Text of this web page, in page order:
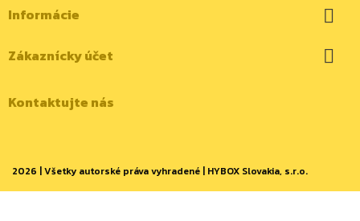
Informácie 
Zákaznícky účet 
Kontaktujte nás
2026 | Všetky autorské práva vyhradené | HYBOX Slovakia, s.r.o.